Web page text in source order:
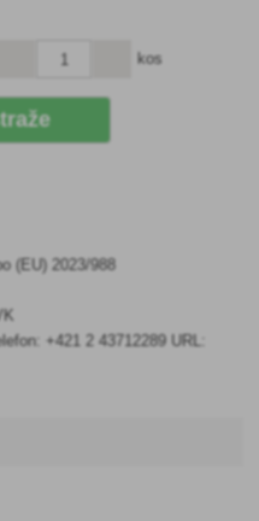
kos
(EU) 2023/988
+421 2 43712289 URL: